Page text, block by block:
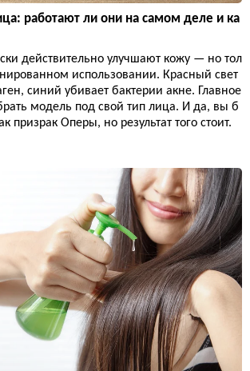
работают ли они на самом деле и ка
действительно улучшают кожу — но тол
использовании. Красный свет
синий убивает бактерии акне. Главное
модель под свой тип лица. И да, вы б
призрак Оперы, но результат того стоит.